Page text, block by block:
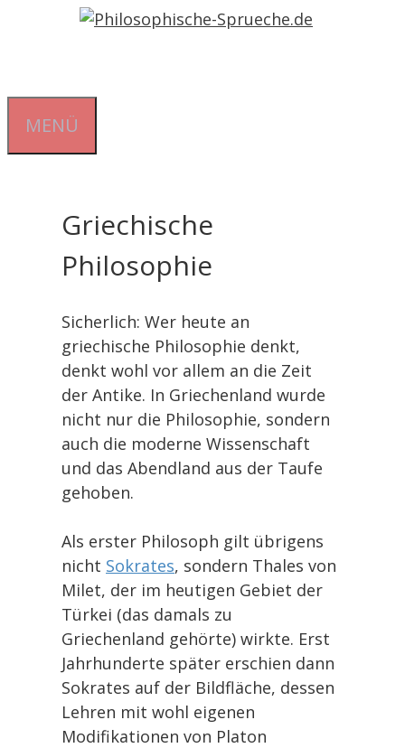
MENÜ
Griechische
Philosophie
Sicherlich: Wer heute an
griechische Philosophie denkt,
denkt wohl vor allem an die Zeit
der Antike. In Griechenland wurde
nicht nur die Philosophie, sondern
auch die moderne Wissenschaft
und das Abendland aus der Taufe
gehoben.
Als erster Philosoph gilt übrigens
nicht Sokrates, sondern Thales von
Milet, der im heutigen Gebiet der
Türkei (das damals zu
Griechenland gehörte) wirkte. Erst
Jahrhunderte später erschien dann
Sokrates auf der Bildfläche, dessen
Lehren mit wohl eigenen
Modifikationen von Platon